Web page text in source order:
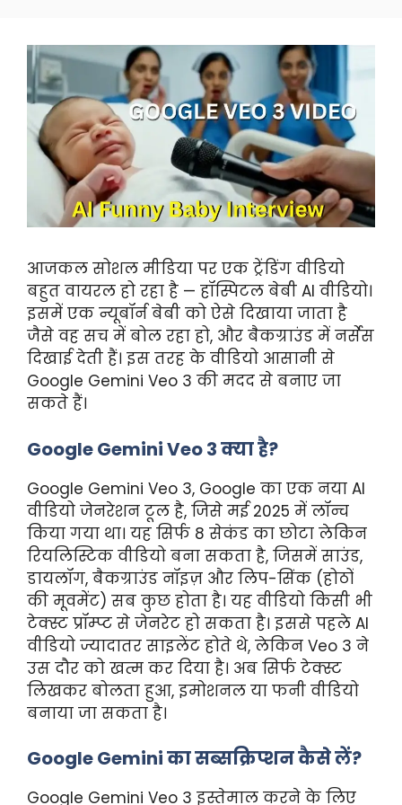
content
आजकल सोशल मीडिया पर एक ट्रेंडिंग वीडियो
बहुत वायरल हो रहा है — हॉस्पिटल बेबी AI वीडियो।
इसमें एक न्यूबॉर्न बेबी को ऐसे दिखाया जाता है
जैसे वह सच में बोल रहा हो, और बैकग्राउंड में नर्सेस
दिखाई देती हैं। इस तरह के वीडियो आसानी से
Google Gemini Veo 3 की मदद से बनाए जा
सकते हैं।
Google Gemini Veo 3 क्या है?
Google Gemini Veo 3, Google का एक नया AI
वीडियो जेनरेशन टूल है, जिसे मई 2025 में लॉन्च
किया गया था। यह सिर्फ 8 सेकंड का छोटा लेकिन
रियलिस्टिक वीडियो बना सकता है, जिसमें साउंड,
डायलॉग, बैकग्राउंड नॉइज़ और लिप-सिंक (होठों
की मूवमेंट) सब कुछ होता है। यह वीडियो किसी भी
टेक्स्ट प्रॉम्प्ट से जेनरेट हो सकता है। इससे पहले AI
वीडियो ज्यादातर साइलेंट होते थे, लेकिन Veo 3 ने
उस दौर को खत्म कर दिया है। अब सिर्फ टेक्स्ट
लिखकर बोलता हुआ, इमोशनल या फनी वीडियो
बनाया जा सकता है।
Google Gemini का सब्सक्रिप्शन कैसे लें?
Google Gemini Veo 3 इस्तेमाल करने के लिए